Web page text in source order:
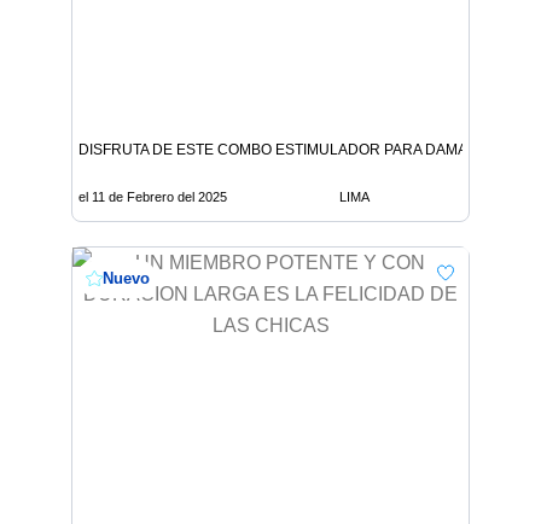
DISFRUTA DE ESTE COMBO ESTIMULADOR PARA DAMA
el 11 de Febrero del 2025 LIMA
Nuevo